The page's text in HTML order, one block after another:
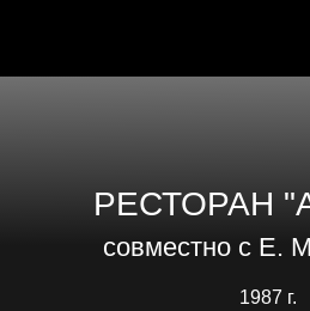
РЕСТОРАН
совместно с Е.
1987 г.